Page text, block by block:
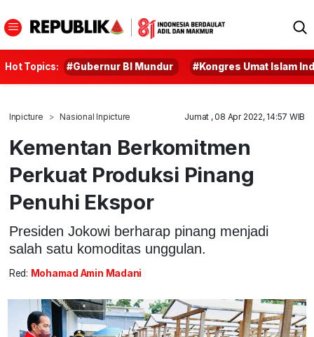
Hot Topics: #Gubernur BI Mundur #Kongres Umat Islam
Inpicture Nasional Inpicture Jumat , 08 Apr 2022, 14:57 WIB
Kementan Berkomitmen
Perkuat Produksi Pinang
Penuhi Ekspor
Presiden Jokowi berharap pinang menjadi
salah satu komoditas unggulan.
Red: Mohamad Amin Madani